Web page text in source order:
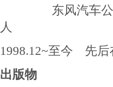
东风汽车
人
1998.12~至今
先后
出版物